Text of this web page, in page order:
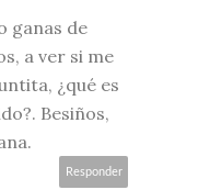
ganas de
a ver si me
¿qué es
Besiños,
Responder